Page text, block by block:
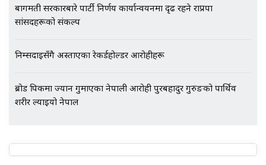
बागमती सरकारबारे पार्टी निर्णय कार्यान्वयनमा दृढ रहने राप्रपा
सांसदहरूको संकल्प
निम्सदाइसँगै अस्ताएका रेकर्डहोल्डर आरोहीहरू
ब्रोड पिकमा ज्यान गुमाएका नेपाली आरोही पुरबहादुर गुरुङको पार्थिव
शरीर ल्याइयो नेपाल